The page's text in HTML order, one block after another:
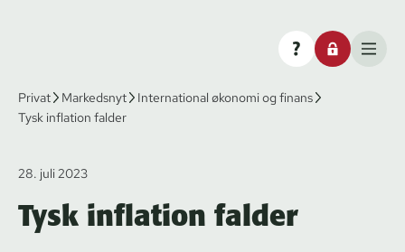
Privat Markedsnyt
International økonomi og finans
Tysk inflation falder
28. juli 2023
Tysk inflation falder